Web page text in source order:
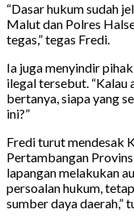
“Dasar hukum sudah
Malut dan Polres
tegas,” tegas Fredi.
Ia juga menyindir
ilegal tersebut.
bertanya, siapa yang
ini?”
Fredi turut mendesak
Pertambangan
lapangan melakukan
persoalan hukum,
sumber daya daerah,”